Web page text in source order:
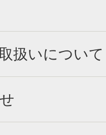
扱いについて